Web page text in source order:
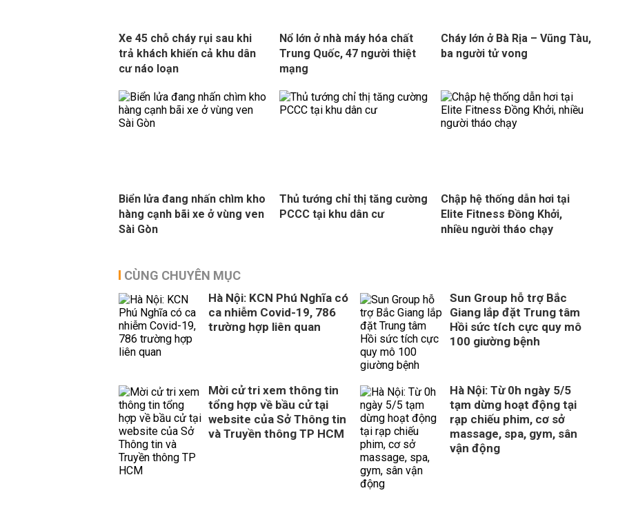
Xe 45 chỗ cháy rụi sau khi
trả khách khiến cả khu dân
cư náo loạn
Nổ lớn ở nhà máy hóa chất
Trung Quốc, 47 người thiệt
mạng
Cháy lớn ở Bà Rịa – Vũng Tàu,
ba người tử vong
Biển lửa đang nhấn chìm kho
hàng cạnh bãi xe ở vùng ven
Sài Gòn
Thủ tướng chỉ thị tăng cường
PCCC tại khu dân cư
Chập hệ thống dẫn hơi tại
Elite Fitness Đồng Khởi,
nhiều người tháo chạy
CÙNG CHUYÊN MỤC
Hà Nội: KCN Phú Nghĩa có
ca nhiễm Covid-19, 786
trường hợp liên quan
Sun Group hỗ trợ Bắc
Giang lắp đặt Trung tâm
Hồi sức tích cực quy mô
100 giường bệnh
Mời cử tri xem thông tin
tổng hợp về bầu cử tại
website của Sở Thông tin
và Truyền thông TP HCM
Hà Nội: Từ 0h ngày 5/5
tạm dừng hoạt động tại
rạp chiếu phim, cơ sở
massage, spa, gym, sân
vận động